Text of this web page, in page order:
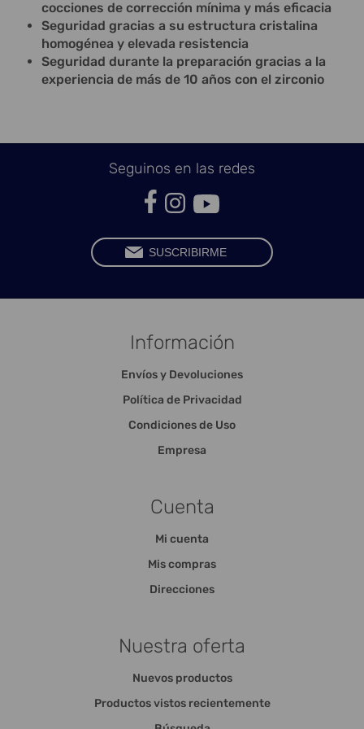
cocciones de corrección mínima y más eficacia
Seguridad gracias a su estructura cristalina
homogénea y elevada resistencia
Seguridad durante la preparación gracias a la
experiencia de más de 10 años con el zirconio
Seguinos en las redes
Información
Envíos y Devoluciones
Política de Privacidad
Condiciones de Uso
Empresa
Cuenta
Mi cuenta
Mis compras
Direcciones
Nuestra oferta
Nuevos productos
Productos vistos recientemente